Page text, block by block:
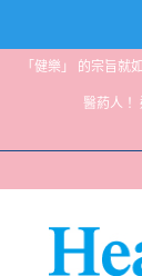
「健樂」 的宗旨就
醫葯人！